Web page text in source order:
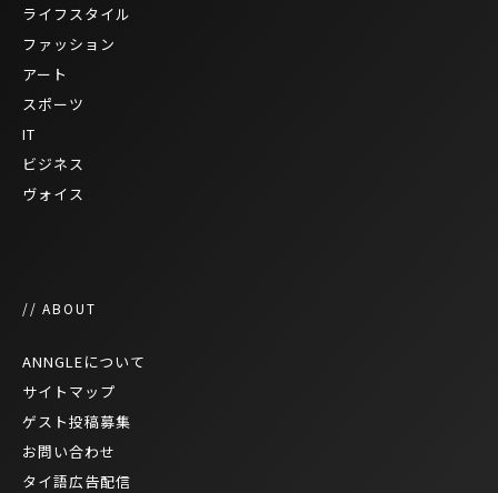
ライフスタイル
ファッション
アート
スポーツ
IT
ビジネス
ヴォイス
// ABOUT
ANNGLEについて
サイトマップ
ゲスト投稿募集
お問い合わせ
タイ語広告配信